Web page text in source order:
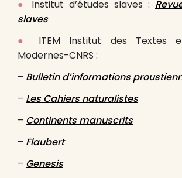
●
Institut d’études slaves :
slaves
●
ITEM Institut des Textes
Modernes-CNRS :
– Bulletin d’informations
– Les Cahiers naturalistes
– Continents manuscrits
– Flaubert
– Genesis